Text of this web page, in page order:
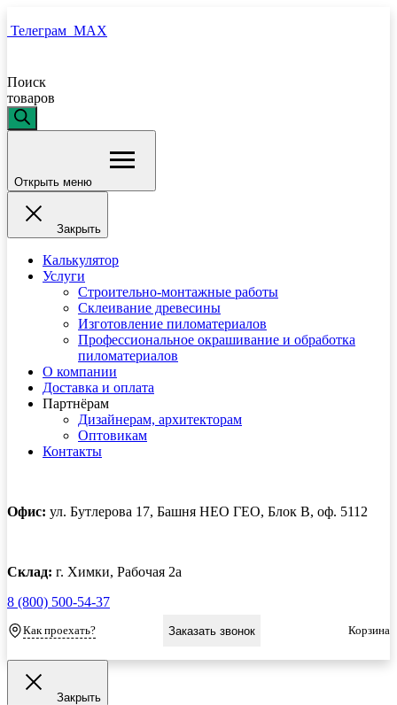
Телеграм MAX
Поиск
товаров
Открыть меню
Закрыть
Калькулятор
Услуги
Строительно-монтажные работы
Склеивание древесины
Изготовление пиломатериалов
Профессиональное окрашивание и обработка
пиломатериалов
О компании
Доставка и оплата
Партнёрам
Дизайнерам, архитекторам
Оптовикам
Контакты
Офис: ул. Бутлерова 17, Башня НЕО ГЕО, Блок В, оф. 5112
Склад: г. Химки, Рабочая 2а
8 (800) 500-54-37
Как проехать? Заказать звонок Корзина
Закрыть